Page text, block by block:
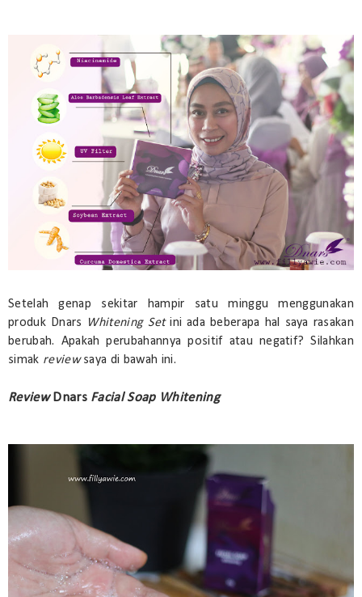
Setelah genap sekitar hampir satu minggu menggunakan
produk Dnars
Whitening Setini ada beberapa hal saya rasakan
berubah. Apakah perubahannya positif atau negatif? Silahkan
simak reviewsaya di bawah ini.
ReviewDnars Facial Soap Whitening